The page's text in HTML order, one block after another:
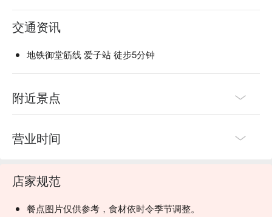
交通资讯
地铁御堂筋线 爱子站 徒步5分钟
附近景点
营业时间
店家规范
餐点图片仅供参考，食材依时令季节调整。